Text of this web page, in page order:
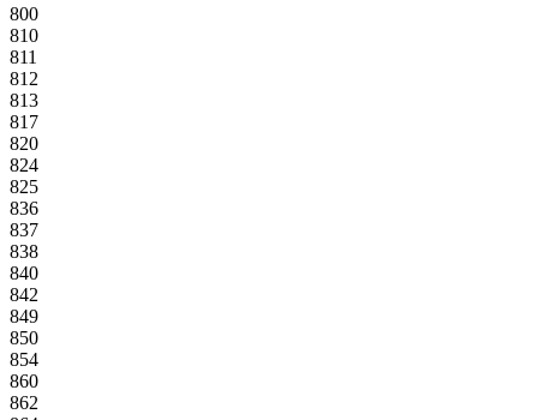
800
810
811
812
813
817
820
824
825
836
837
838
840
842
849
850
854
860
862